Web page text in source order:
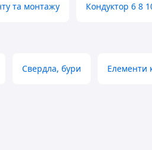
та монтажу Кондуктор 6 8
Свердла, бури Елементи